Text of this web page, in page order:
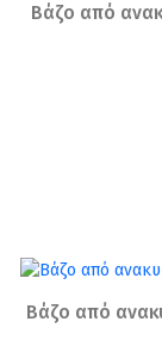
Βάζο από
Βάζο από